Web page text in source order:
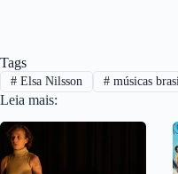
Tags
#Elsa Nilsson #músicas
Leia mais: